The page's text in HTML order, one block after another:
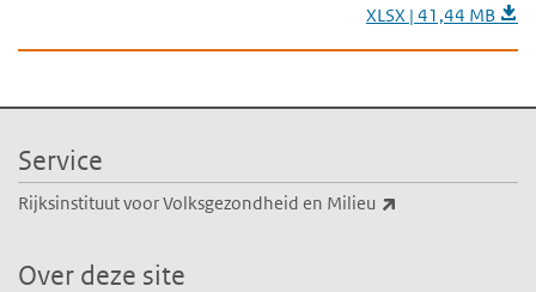
XLSX | 41,44 MB
Service
Rijksinstituut voor Volksgezondheid en Milieu
Over deze site